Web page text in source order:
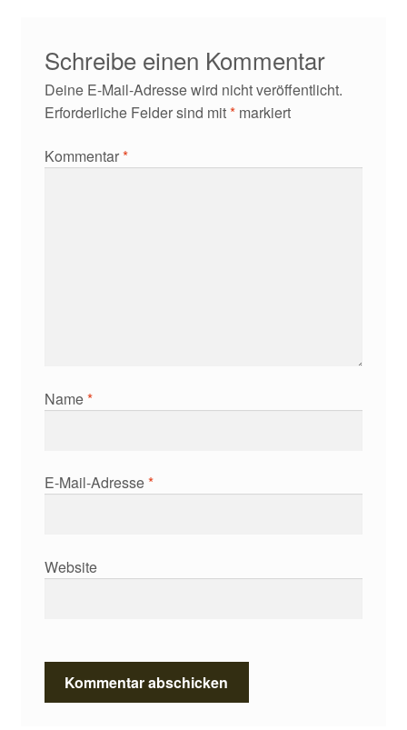
Schreibe einen Kommentar
Deine E-Mail-Adresse wird nicht veröffentlicht.
Erforderliche Felder sind mit*markiert
Kommentar*
Name*
E-Mail-Adresse*
Website